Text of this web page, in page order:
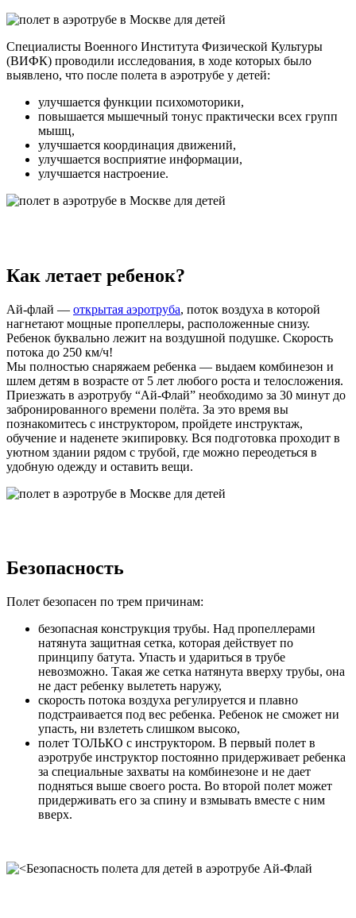
Специалисты Военного Института Физической Культуры
(ВИФК) проводили исследования, в ходе которых было
выявлено, что после полета в аэротрубе у детей:
улучшается функции психомоторики,
повышается мышечный тонус практически всех групп
мышц,
улучшается координация движений,
улучшается восприятие информации,
улучшается настроение.
Как летает ребенок?
Ай-флай — открытая аэротруба, поток воздуха в которой
нагнетают мощные пропеллеры, расположенные снизу.
Ребенок буквально лежит на воздушной подушке. Скорость
потока до 250 км/ч!
Мы полностью снаряжаем ребенка — выдаем комбинезон и
шлем детям в возрасте от 5 лет любого роста и телосложения.
Приезжать в аэротрубу “Ай-Флай” необходимо за 30 минут до
забронированного времени полёта. За это время вы
познакомитесь с инструктором, пройдете инструктаж,
обучение и наденете экипировку. Вся подготовка проходит в
уютном здании рядом с трубой, где можно переодеться в
удобную одежду и оставить вещи.
Безопасность
Полет безопасен по трем причинам:
безопасная конструкция трубы. Над пропеллерами
натянута защитная сетка, которая действует по
принципу батута. Упасть и удариться в трубе
невозможно. Такая же сетка натянута вверху трубы, она
не даст ребенку вылететь наружу,
скорость потока воздуха регулируется и плавно
подстраивается под вес ребенка. Ребенок не сможет ни
упасть, ни взлететь слишком высоко,
полет ТОЛЬКО с инструктором. В первый полет в
аэротрубе инструктор постоянно придерживает ребенка
за специальные захваты на комбинезоне и не дает
подняться выше своего роста. Во второй полет может
придерживать его за спину и взмывать вместе с ним
вверх.